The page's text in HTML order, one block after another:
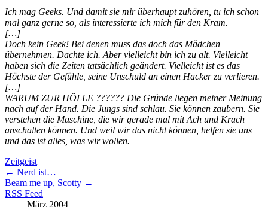
Ich mag Geeks. Und damit sie mir überhaupt zuhören, tu ich schon
mal ganz gerne so, als interessierte ich mich für den Kram.
[…]
Doch kein Geek! Bei denen muss das doch das Mädchen
übernehmen. Dachte ich. Aber vielleicht bin ich zu alt. Vielleicht
haben sich die Zeiten tatsächlich geändert. Vielleicht ist es das
Höchste der Gefühle, seine Unschuld an einen Hacker zu verlieren.
[…]
WARUM ZUR HÖLLE ?????? Die Gründe liegen meiner Meinung
nach auf der Hand. Die Jungs sind schlau. Sie können zaubern. Sie
verstehen die Maschine, die wir gerade mal mit Ach und Krach
anschalten können. Und weil wir das nicht können, helfen sie uns
und das ist alles, was wir wollen.
Zeitgeist
← Nerd ist…
Beam me up, Scotty →
RSS Feed
März 2004